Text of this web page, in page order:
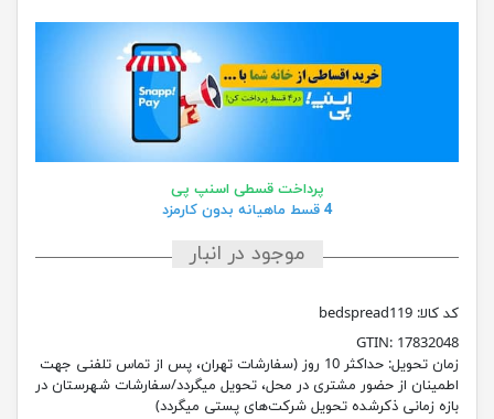
پرداخت قسطی اسنپ پی
4 قسط ماهیانه بدون کارمزد
موجود در انبار
کد کالا: bedspread119
GTIN: 17832048
زمان تحویل:
حداکثر 10 روز (سفارشات تهران، پس از تماس تلفنی جهت
اطمینان از حضور مشتری در محل، تحویل میگردد/سفارشات شهرستان در
بازه زمانی ذکرشده تحویل شرکت‌های پستی میگردد)